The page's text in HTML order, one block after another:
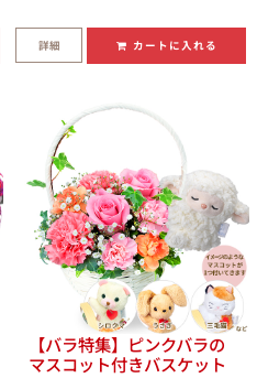
詳細 カートに入れる
【バラ特集】ピンクバラの
マスコット付きバスケット